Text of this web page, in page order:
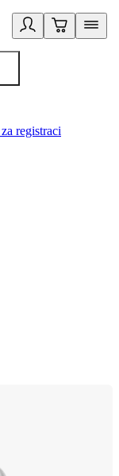
registraci